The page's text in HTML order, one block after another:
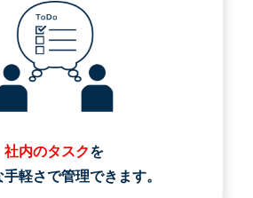
社内のタスクを
軽さで管理できます。